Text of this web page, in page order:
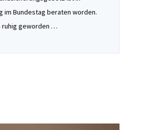
im Bundestag beraten worden.
ruhig geworden …